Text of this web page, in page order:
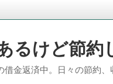
るけど節約
借金返済中。日々の節約